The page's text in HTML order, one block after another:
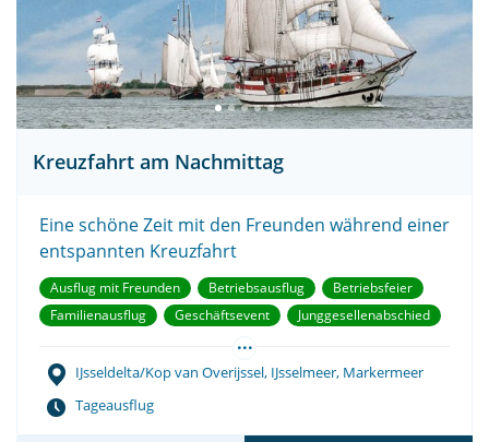
Kreuzfahrt am Nachmittag
Eine schöne Zeit mit den Freunden während einer
entspannten Kreuzfahrt
Ausflug mit Freunden Betriebsausflug
Betriebsfeier
Familienausflug
Geschäftsevent
Junggesellenabschied
...
IJsseldelta/Kop van Overijssel, IJsselmeer, Markermeer
Tageausflug